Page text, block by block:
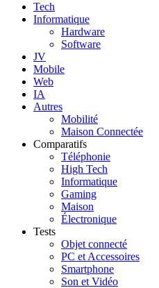
Tech
Informatique
Hardware
Software
JV
Mobile
Web
IA
Autres
Mobilité
Maison Connectée
Comparatifs
Téléphonie
High Tech
Informatique
Gaming
Maison
Électronique
Tests
Objet connecté
PC et Accessoires
Smartphone
Son et Vidéo